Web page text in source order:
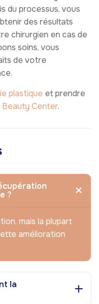
du processus, vous
des résultats
chirurgien en cas de
soins, vous
de votre
plastique et prendre
Beauty Center.
?
mais la plupart
amélioration
la